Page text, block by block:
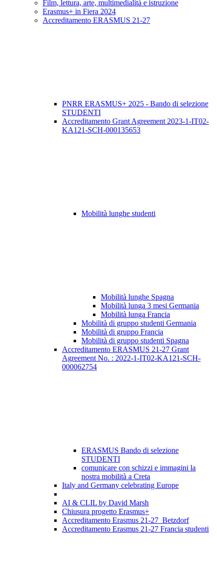
Film, lettura, arte, multimedialità e istruzione
Erasmus+ in Fiera 2024
Accreditamento ERASMUS 21-27
PNRR ERASMUS+ 2025 - Bando di selezione
STUDENTI
Accreditamento Grant Agreement 2023-1-IT02-
KA121-SCH-000135653
Mobilità lunghe studenti
Mobilità lunghe Spagna
Mobilità lunga 3 mesi Germania
Mobilità lunga Francia
Mobilità di gruppo studenti Germania
Mobilità di gruppo Francia
Mobilità di gruppo studenti Spagna
Accreditamento ERASMUS 21-27 Grant
Agreement No. : 2022-1-IT02-KA121-SCH-
000062754
ERASMUS Bando di selezione
STUDENTI
comunicare con schizzi e immagini la
nostra mobilità a Creta
Italy and Germany celebrating Europe
AI & CLIL by David Marsh
Chiusura progetto Erasmus+
Accreditamento Erasmus 21-27 Betzdorf
Accreditamento Erasmus 21-27 Francia studenti